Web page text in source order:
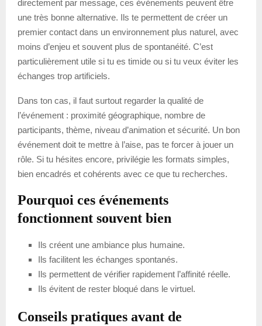
directement par message, ces événements peuvent être
une très bonne alternative. Ils te permettent de créer un
premier contact dans un environnement plus naturel, avec
moins d’enjeu et souvent plus de spontanéité. C’est
particulièrement utile si tu es timide ou si tu veux éviter les
échanges trop artificiels.
Dans ton cas, il faut surtout regarder la qualité de
l’événement : proximité géographique, nombre de
participants, thème, niveau d’animation et sécurité. Un bon
événement doit te mettre à l’aise, pas te forcer à jouer un
rôle. Si tu hésites encore, privilégie les formats simples,
bien encadrés et cohérents avec ce que tu recherches.
Pourquoi ces événements
fonctionnent souvent bien
Ils créent une ambiance plus humaine.
Ils facilitent les échanges spontanés.
Ils permettent de vérifier rapidement l’affinité réelle.
Ils évitent de rester bloqué dans le virtuel.
Conseils pratiques avant de